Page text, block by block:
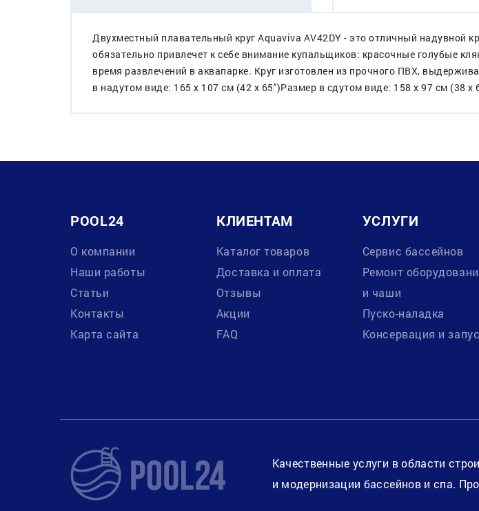
Двухместный плавательный круг Aquaviva AV42DY - это отличный надувной
обязательно привлечет к себе внимание купальщиков: красочные голубые
время развлечений в аквапарке. Круг изготовлен из прочного ПВХ,
в надутом виде: 165 x 107 см (42 x 65'')Размер в cдутом виде: 158 x 97 см (38 x
POOL24
О компании
Наши работы
Статьи
Контакты
Карта сайта
КЛИЕНТАМ
Каталог товаров
Доставка и оплата
Отзывы
Акции
FAQ
УСЛУГИ
Сервис бассейнов
Ремонт
и чаши
Пуско-наладка
Консервация и
Качественные услуги в области
и модернизации бассейнов и спа.